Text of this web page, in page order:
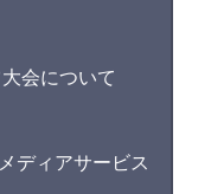
会について
ディアサービス